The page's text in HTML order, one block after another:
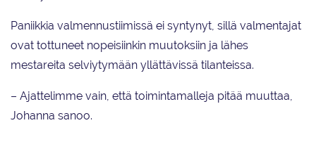
Paniikkia valmennustiimissä ei syntynyt, sillä valmentajat
ovat tottuneet nopeisiinkin muutoksiin ja lähes
mestareita selviytymään yllättävissä tilanteissa.
– Ajattelimme vain, että toimintamalleja pitää muuttaa,
Johanna sanoo.